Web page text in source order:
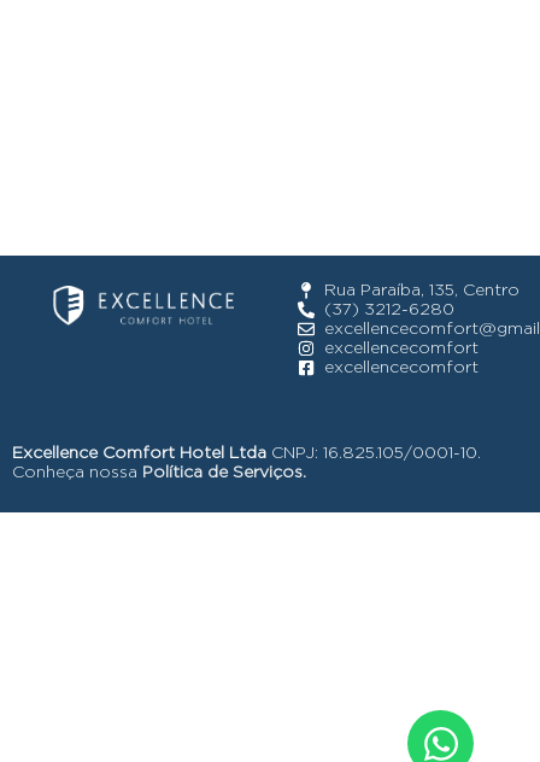
Rua Paraíba, 135, Centro
(37) 3212-6280
excellencecomfort
excellencecomfort
Excellence Comfort Hotel Ltda CNPJ: 16.825.105/0001-10.
Conheça nossa Política de Serviços.